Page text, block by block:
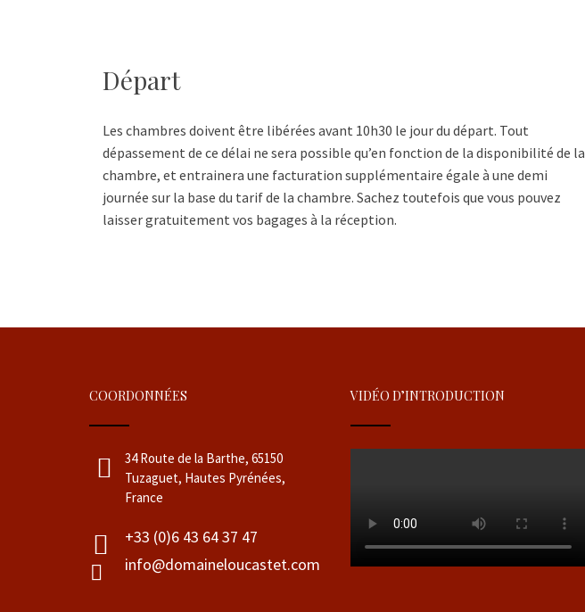
Départ
Les chambres doivent être libérées avant 10h30 le jour du départ. Tout
dépassement de ce délai ne sera possible qu’en fonction de la disponibilité de la
chambre, et entrainera une facturation supplémentaire égale à une demi
journée sur la base du tarif de la chambre. Sachez toutefois que vous pouvez
laisser gratuitement vos bagages à la réception.
COORDONNÉES
34 Route de la Barthe, 65150
Tuzaguet, Hautes Pyrénées,
France
+33 (0)6 43 64 37 47
info@domaineloucastet.com
VIDÉO D’INTRODUCTION